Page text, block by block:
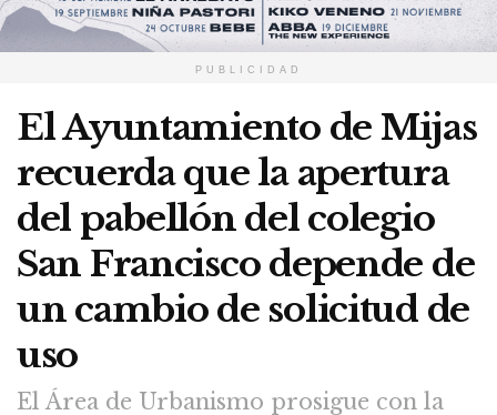
PUBLICIDAD
El Ayuntamiento de Mijas
recuerda que la apertura
del pabellón del colegio
San Francisco depende de
un cambio de solicitud de
uso
El Área de Urbanismo prosigue con la